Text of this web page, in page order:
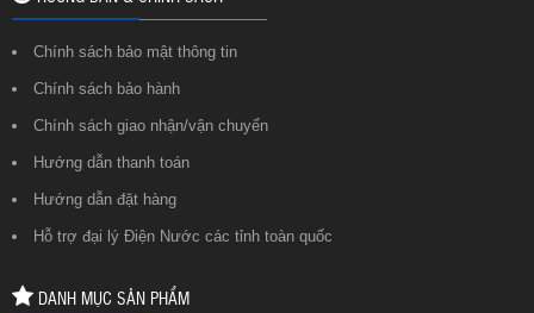
Chính sách bảo mật thông tin
Chính sách bảo hành
Chính sách giao nhận/vận chuyển
Hướng dẫn thanh toán
Hướng dẫn đặt hàng
Hỗ trợ đại lý Điện Nước các tỉnh toàn quốc
DANH MỤC SẢN PHẨM